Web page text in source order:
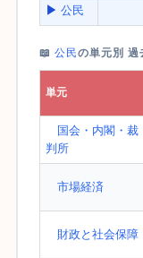
▶公民
📖 公民の単元別 過
単元
国会・内閣・裁
判所
市場経済
財政と社会保障